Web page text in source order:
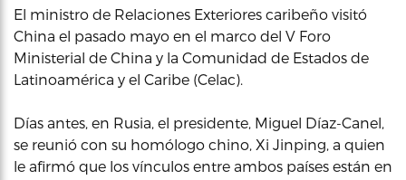
El ministro de Relaciones Exteriores caribeño visitó
China el pasado mayo en el marco del V Foro
Ministerial de China y la Comunidad de Estados de
Latinoamérica y el Caribe (Celac).
Días antes, en Rusia, el presidente, Miguel Díaz-Canel,
se reunió con su homólogo chino, Xi Jinping, a quien
le afirmó que los vínculos entre ambos países están en